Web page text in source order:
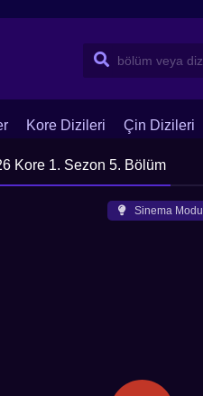
Kore Dizileri Çin Dizileri
Kore 1. Sezon 5. Bölüm
Sinema Modu